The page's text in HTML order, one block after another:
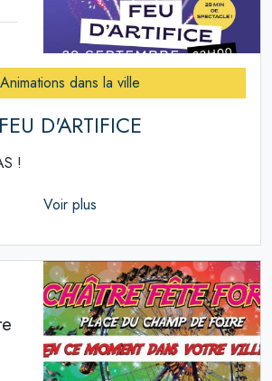
Animations dans la ville
FEU D'ARTIFICE
!
Voir plus